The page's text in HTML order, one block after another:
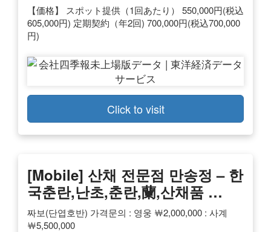
【価格】 スポット提供（1回あたり） 550,000円(税込
605,000円) 定期契約（年2回) 700,000円(税込700,000
円)
Click to visit
[Mobile] 산채 전문점 만송정 – 한
국춘란,난초,춘란,蘭,산채품 …
짜보(단엽호반) 가격문의 : 영웅 ￦2,000,000 : 사계
￦5,500,000